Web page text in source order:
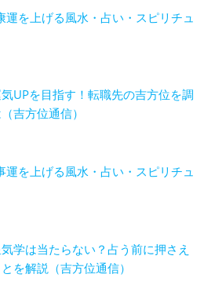
運を上げる風水・占い・スピリチュ
UPを目指す！転職先の吉方位を調
吉方位通信）
運を上げる風水・占い・スピリチュ
学は当たらない？占う前に押さえ
を解説（吉方位通信）